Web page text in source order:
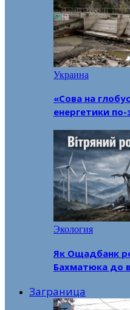
Украина
«Сова на
енергетики
Экология
Як Ощадбанк
Бахматюка до
Заграница